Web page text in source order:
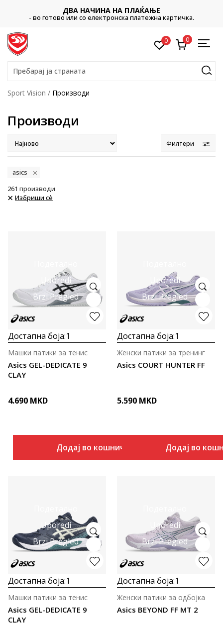
ДВА НАЧИНА НА ПЛАЌАЊЕ
- во готово или со електронска платежна картичка.
0 0
Пребарај ја страната
Sport Vision Производи
Производи
Филтери
asics
261 производи
Избриши сè
Uporedi
Brzi Pregled
Достапна боја:1
Asics GEL-DEDICATE 9
CLAY
Машки патики за тенис
4.690 MKD
Додај во кошничка
Uporedi
Brzi Pregled
Достапна боја:1
Asics COURT HUNTER FF
Женски патики за тренинг
5.590 MKD
Додај во
Uporedi
Brzi Pregled
Достапна боја:1
Asics GEL-DEDICATE 9
CLAY
Машки патики за тенис
Uporedi
Brzi Pregled
Достапна боја:1
Asics BEYOND FF MT 2
Женски патики за одбојка